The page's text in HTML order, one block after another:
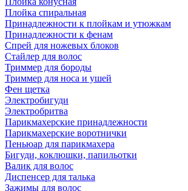
Плойка спиральная
Принадлежности к плойкам и утюжкам
Принадлежности к фенам
Спрей для ножевых блоков
Стайлер для волос
Триммер для бороды
Триммер для носа и ушей
Фен щетка
Электробигуди
Электробритва
Парикмахерские принадлежности
Парикмахерские воротнички
Пеньюар для парикмахера
Бигуди, коклюшки, папильотки
Валик для волос
Диспенсер для талька
Зажимы для волос